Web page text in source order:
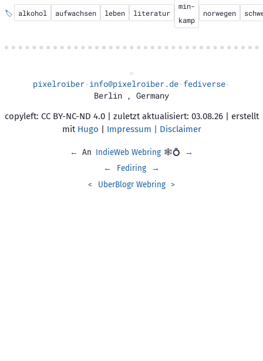
🏷️ alkohol aufwachsen leben literatur
min-
kamp
norwegen
pixelroiber· info@pixelroiber.de· fediverse·
Berlin , Germany
copyleft: CC BY-NC-ND 4.0 | zuletzt aktualisiert: 03.08.26 | erstellt
mit Hugo | Impressum | Disclaimer
← An IndieWeb Webring 🕸💍
→
←
Fediring
→
<
UberBlogr Webring >